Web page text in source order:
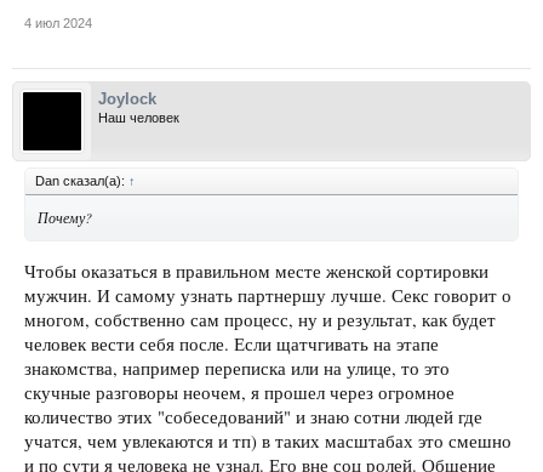
4 июл 2024
Joylock
Наш человек
Dan сказал(а): ↑
Почему?
Чтобы оказаться в правильном месте женской сортировки
мужчин. И самому узнать партнершу лучше. Секс говорит о
многом, собственно сам процесс, ну и результат, как будет
человек вести себя после. Если щатчгивать на этапе
знакомства, например переписка или на улице, то это
скучные разговоры неочем, я прошел через огромное
количество этих "собеседований" и знаю сотни людей где
учатся, чем увлекаются и тп) в таких масштабах это смешно
и по сути я человека не узнал. Его вне соц ролей. Общение